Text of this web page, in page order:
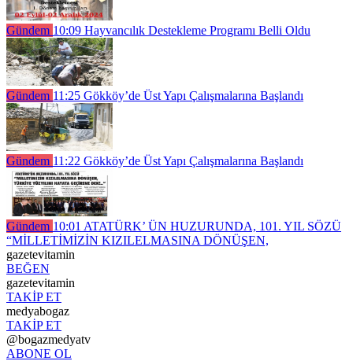
Gündem 10:09 Hayvancılık Destekleme Programı Belli Oldu
Gündem 11:25 Gökköy’de Üst Yapı Çalışmalarına Başlandı
Gündem 11:22 Gökköy’de Üst Yapı Çalışmalarına Başlandı
Gündem 10:01 ATATÜRK’ ÜN HUZURUNDA, 101. YIL SÖZÜ
“MİLLETİMİZİN KIZILELMASINA DÖNÜŞEN,
gazetevitamin
BEĞEN
gazetevitamin
TAKİP ET
medyabogaz
TAKİP ET
@bogazmedyatv
ABONE OL